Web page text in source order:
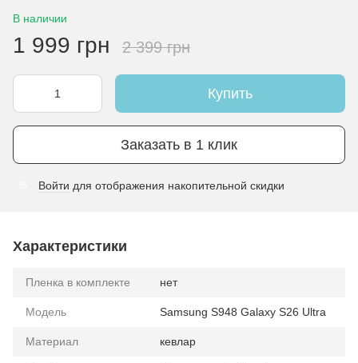
В наличии
1 999 грн 2 399 грн
Купить
Заказать в 1 клик
Войти для отображения накопительной скидки
Характеристики
Пленка в комплекте нет
Модель Samsung S948 Galaxy S26 Ultra
Материал кевлар